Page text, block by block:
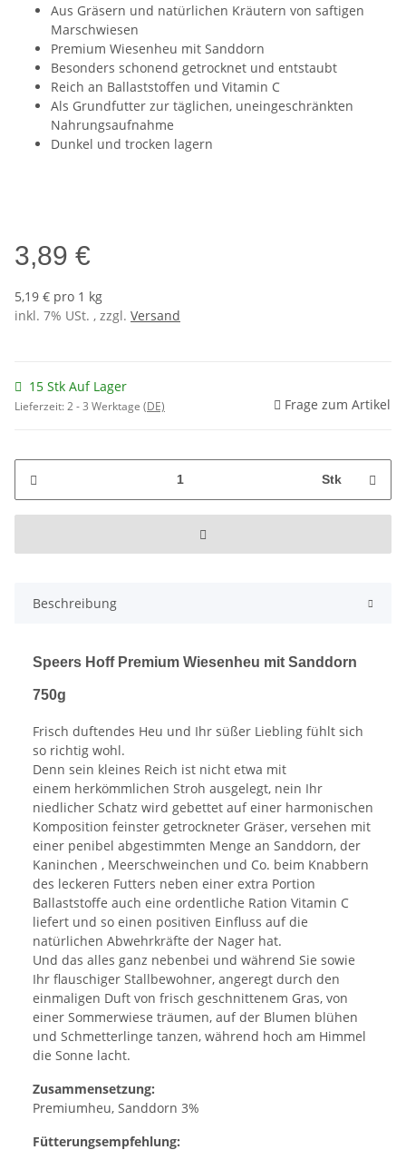
Aus Gräsern und natürlichen Kräutern von saftigen
Marschwiesen
Premium Wiesenheu mit Sanddorn
Besonders schonend getrocknet und entstaubt
Reich an Ballaststoffen und Vitamin C
Als Grundfutter zur täglichen, uneingeschränkten
Nahrungsaufnahme
Dunkel und trocken lagern
3,89 €
5,19 € pro 1 kg
inkl. 7% USt. , zzgl. Versand
15 Stk Auf Lager
Lieferzeit:2 - 3 Werktage (DE) Frage zum Artikel
Stk
Beschreibung
Speers Hoff Premium Wiesenheu mit Sanddorn
750g
Frisch duftendes Heu und Ihr süßer Liebling fühlt sich
so richtig wohl.
Denn sein kleines Reich ist nicht etwa mit
einem herkömmlichen Stroh ausgelegt, nein Ihr
niedlicher Schatz wird gebettet auf einer harmonischen
Komposition feinster getrockneter Gräser, versehen mit
einer penibel abgestimmten Menge an Sanddorn, der
Kaninchen , Meerschweinchen und Co. beim Knabbern
des leckeren Futters neben einer extra Portion
Ballaststoffe auch eine ordentliche Ration Vitamin C
liefert und so einen positiven Einfluss auf die
natürlichen Abwehrkräfte der Nager hat.
Und das alles ganz nebenbei und während Sie sowie
Ihr flauschiger Stallbewohner, angeregt durch den
einmaligen Duft von frisch geschnittenem Gras, von
einer Sommerwiese träumen, auf der Blumen blühen
und Schmetterlinge tanzen, während hoch am Himmel
die Sonne lacht.
Zusammensetzung:
Premiumheu, Sanddorn 3%
Fütterungsempfehlung: